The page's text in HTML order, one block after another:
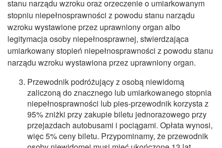
stanu narządu wzroku oraz orzeczenie o umiarkowanym
stopniu niepełnosprawności z powodu stanu narządu
wzroku wystawione przez uprawniony organ albo
legitymacja osoby niepełnosprawnej, stwierdzająca
umiarkowany stopień niepełnosprawności z powodu stanu
narządu wzroku wystawiona przez uprawniony organ.
Przewodnik podróżujący z osobą niewidomą
zaliczoną do znacznego lub umiarkowanego stopnia
niepełnosprawności lub pies-przewodnik korzysta z
95% zniżki przy zakupie biletu jednorazowego przy
przejazdach autobusami i pociągami. Opłata wynosi,
więc 5% ceny biletu. Przypominamy, że przewodnik